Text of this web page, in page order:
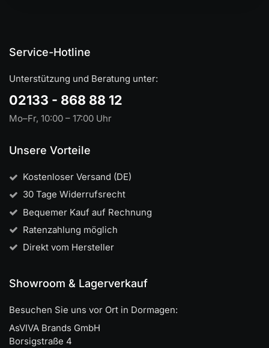
Service-Hotline
Unterstützung und Beratung unter:
02133 - 868 88 12
Mo–Fr, 10:00 – 17:00 Uhr
Unsere Vorteile
Kostenloser Versand (DE)
30 Tage Widerrufsrecht
Bequemer Kauf auf Rechnung
Ratenzahlung möglich
Direkt vom Hersteller
Showroom & Lagerverkauf
Besuchen Sie uns vor Ort in Dormagen:
AsVIVA Brands GmbH
Borsigstraße 4